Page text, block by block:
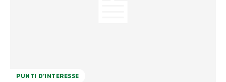
PUNTI D'INTERESSE